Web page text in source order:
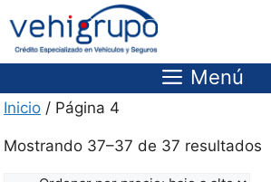
contenido
Menú
Inicio / Página 4
Mostrando 37–37 de 37 resultados